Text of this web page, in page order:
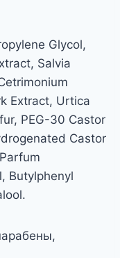
Glycol,
Salvia
Extract, Urtica
PEG-30 Castor
Castor
Butylphenyl